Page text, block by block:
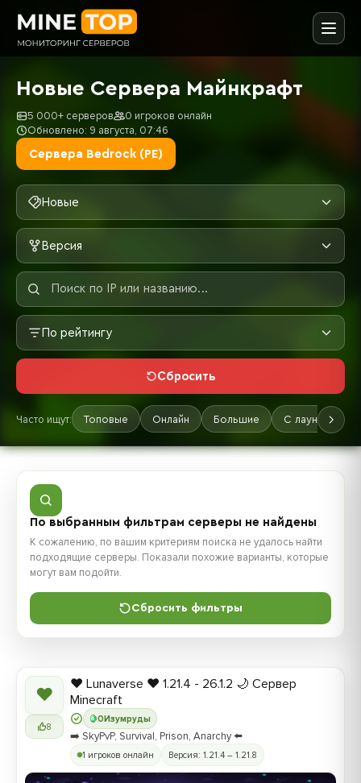
Новые Сервера Майнкрафт
5 000+ серверов
0 игроков онлайн
Обновлено: 9 августа, 07:46
Сервера Bedrock (PE)
Новые
Версия
По рейтингу
Сбросить
Часто ищут: Топовые Онлайн Большие С лаунчером
По выбранным фильтрам серверы не найдены
К сожалению, по вашим критериям поиска не удалось найти
подходящие серверы. Показали похожие варианты, которые
могут вам подойти.
Сбросить фильтры
❤
8
0Изумруды
❤️ Lunaverse ❤️ 1.21.4 - 26.1.2 🌙 Сервер
Minecraft
➡️ SkyPvP, Survival, Prison, Anarchy ⬅️
1 игроков онлайн Версия: 1.21.4 – 1.21.8